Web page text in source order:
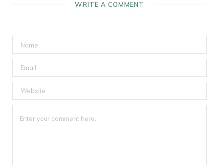
WRITE A COMMENT